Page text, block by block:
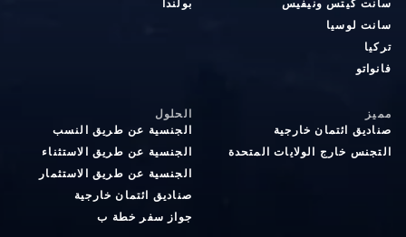
سانت كيتس ونيفيس
سانت لوسيا
تركيا
فانواتو
بولندا
مميز
صناديق ائتمان خارجية
التجنس خارج الولايات المتحدة
الحلول
الجنسية عن طريق النسب
الجنسية عن طريق الاستثناء
الجنسية عن طريق الاستثمار
صناديق ائتمان خارجية
جواز سفر خطة ب